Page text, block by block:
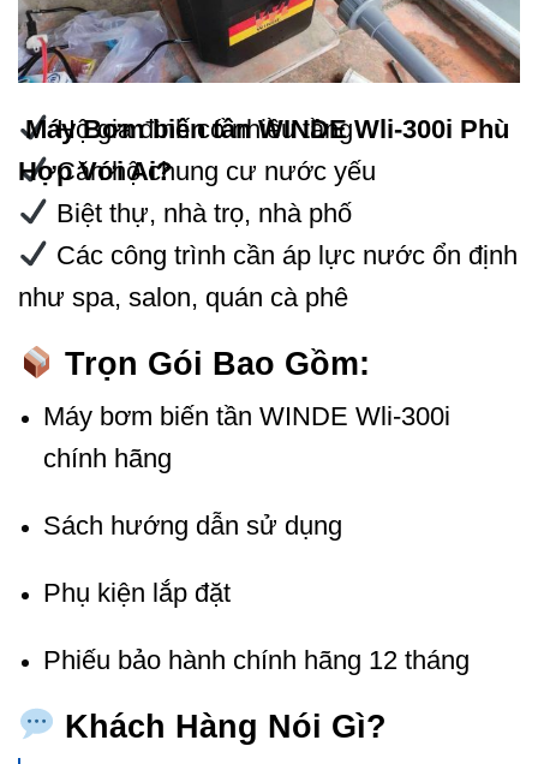
Máy Bơm biến tần WINDE Wli-300i Phù
Hợp Với Ai?
Hộ gia đình có nhiều tầng
Căn hộ chung cư nước yếu
Biệt thự, nhà trọ, nhà phố
Các công trình cần áp lực nước ổn định
như spa, salon, quán cà phê
Trọn Gói Bao Gồm:
Máy bơm biến tần WINDE Wli-300i
chính hãng
Sách hướng dẫn sử dụng
Phụ kiện lắp đặt
Phiếu bảo hành chính hãng 12 tháng
Khách Hàng Nói Gì?